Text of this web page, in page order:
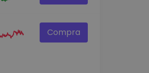
Compra